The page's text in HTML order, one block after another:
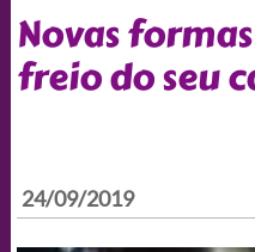
Novas formas
freio do seu
24/09/2019